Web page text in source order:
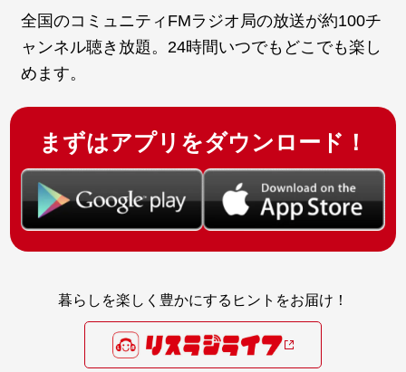
全国のコミュニティFMラジオ局の放送が約100チ
ャンネル聴き放題。24時間いつでもどこでも楽し
めます。
まずはアプリをダウンロード！
暮らしを楽しく豊かにするヒントをお届け！